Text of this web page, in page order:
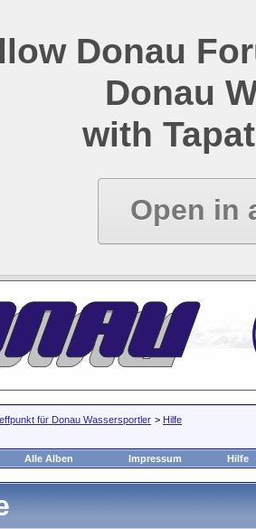
Donau
Donau
with
Open in
für Donau Wassersportler > Hilfe
Alle Alben Impressum Hilfe